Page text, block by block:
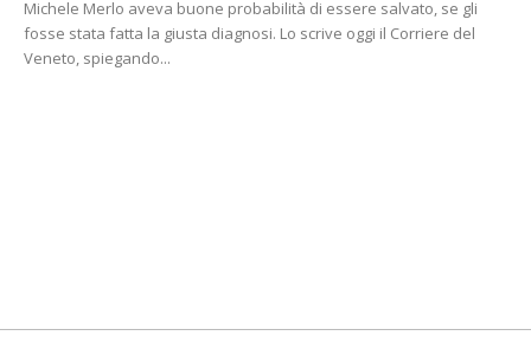
Michele Merlo aveva buone probabilità di essere salvato, se gli
fosse stata fatta la giusta diagnosi. Lo scrive oggi il Corriere del
Veneto, spiegando...